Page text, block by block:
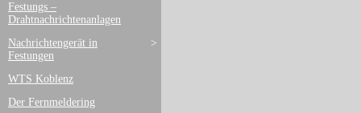
Festungs –
Drahtnachrichtenanlagen
>
Nachrichtengerät in
Festungen
WTS Koblenz
Der Fernmeldering